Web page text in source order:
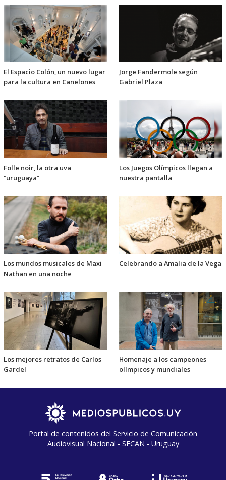
El Espacio Colón, un nuevo lugar
para la cultura en Canelones
Jorge Fandermole según
Gabriel Plaza
Folle noir, la otra uva
“uruguaya”
Los Juegos Olímpicos llegan a
nuestra pantalla
Los mundos musicales de Maxi
Nathan en una noche
Celebrando a Amalia de la Vega
Los mejores retratos de Carlos
Gardel
Homenaje a los campeones
olímpicos y mundiales
Portal de contenidos del Servicio de Comunicación
Audiovisual Nacional - SECAN - Uruguay